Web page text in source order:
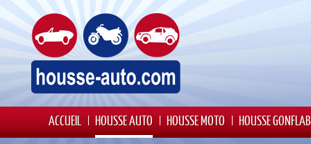
ACCUEIL HOUSSE AUTO HOUSSE MOTO HOUSSE